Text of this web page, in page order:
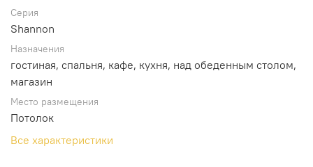
Серия
Shannon
Назначения
гостиная, спальня, кафе, кухня, над обеденным столом,
магазин
Место размещения
Потолок
Все характеристики